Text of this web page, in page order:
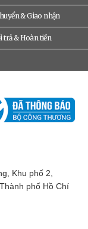
& Giao nhận
trả & Hoàn tiền
Khu phố 2,
phố Hồ Chí